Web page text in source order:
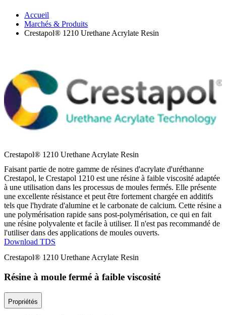
Accueil
Marchés & Produits
Crestapol® 1210 Urethane Acrylate Resin
Crestapol® 1210 Urethane Acrylate Resin
Faisant partie de notre gamme de résines d'acrylate d'uréthanne
Crestapol, le Crestapol 1210 est une résine à faible viscosité adaptée
à une utilisation dans les processus de moules fermés. Elle présente
une excellente résistance et peut être fortement chargée en additifs
tels que l'hydrate d'alumine et le carbonate de calcium. Cette résine a
une polymérisation rapide sans post-polymérisation, ce qui en fait
une résine polyvalente et facile à utiliser. Il n'est pas recommandé de
l'utiliser dans des applications de moules ouverts.
Download TDS
Crestapol® 1210 Urethane Acrylate Resin
Résine à moule fermé à faible viscosité
Propriétés